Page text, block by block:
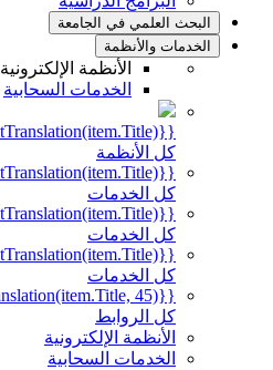
البحث العلمي في الجامعة
الخدمات والأنظمة
الأنظمة الإلكترونية
الخدمات السحابية
{{mmc.getCurrentTranslation(item.Title)}}
كل الأنظمة
{{mmc.getCurrentTranslation(item.Title)}}
كل الخدمات
{{mmc.getCurrentTranslation(item.Title)}}
كل الخدمات
{{mmc.getCurrentTranslation(item.Title)}}
كل الخدمات
{{mmc.getTrimmedTranslation(item.Title, 45)}}
كل الروابط
الأنظمة الإلكترونية
الخدمات السحابية